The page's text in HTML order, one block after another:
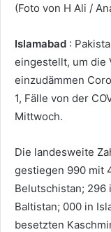
(Foto von H Ali /
Islamabad :
eingestellt, um die
einzudämmen
1, Fälle von der
Mittwoch.
Die landesweite
gestiegen 990 mit
Belutschistan; 296
Baltistan; 000 in
besetzten